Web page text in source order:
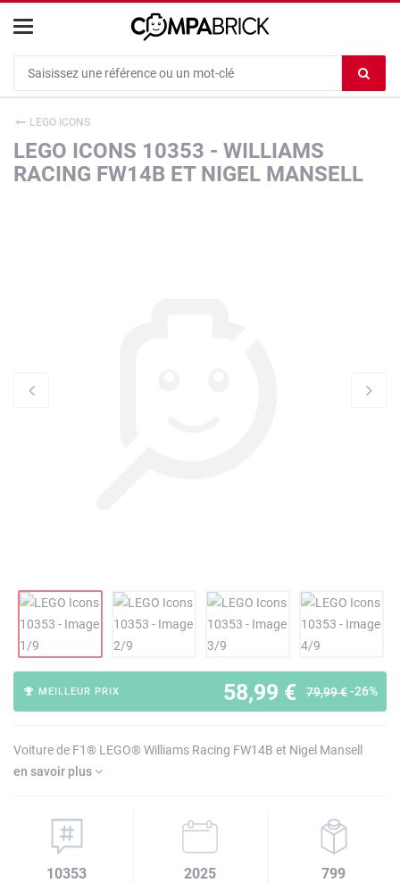
le
LEGO ICONS
LEGO ICONS 10353 - WILLIAMS
RACING FW14B ET NIGEL MANSELL
58,99 € 79,99 €-26%
MEILLEUR PRIX
Voiture de F1® LEGO® Williams Racing FW14B et Nigel Mansell
en savoir plus
10353 2025 799
Cookies management panel